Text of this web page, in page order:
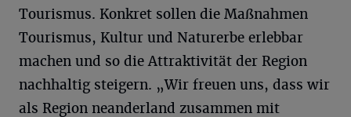
Tourismus. Konkret sollen die Maßnahmen
Tourismus, Kultur und Naturerbe erlebbar
machen und so die Attraktivität der Region
nachhaltig steigern. „Wir freuen uns, dass wir
als Region neanderland zusammen mit